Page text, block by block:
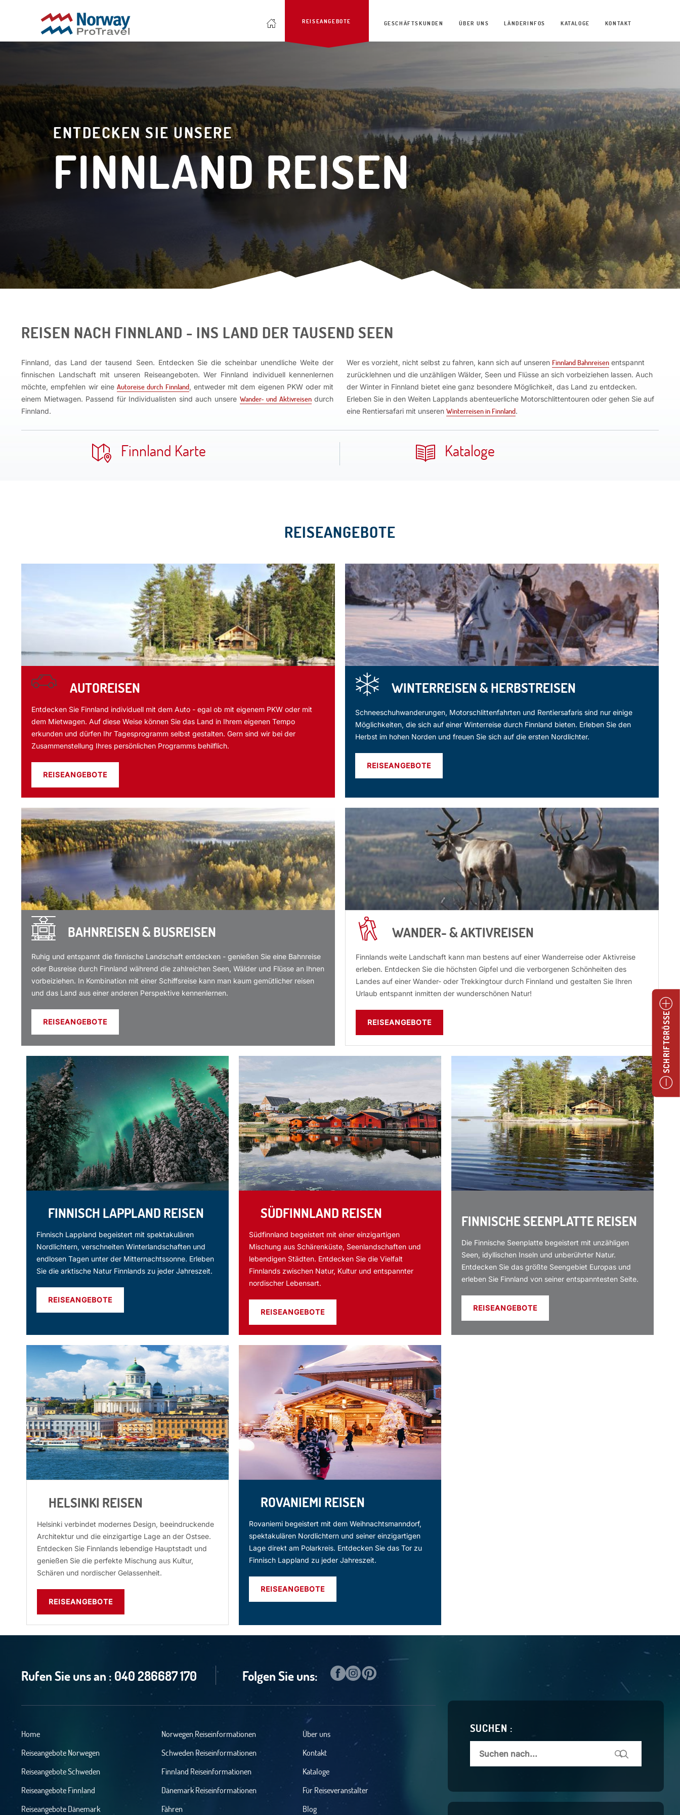
REISEANGEBOTE GESCHÄFTSKUNDEN ÜBER UNS LÄNDERINFOS KATALOGE KONTAKT
ENTDECKEN SIE UNSERE
FINNLAND REISEN
REISEN NACH FINNLAND - INS LAND DER TAUSEND SEEN
Finnland, das Land der tausend Seen. Entdecken Sie die scheinbar unendliche Weite der
finnischen Landschaft mit unseren Reiseangeboten. Wer Finnland individuell kennenlernen
möchte, empfehlen wir eineAutoreise durch Finnland, entweder mit dem eigenen PKW oder mit
einem Mietwagen. Passend für Individualisten sind auch unsere Wander- und Aktivreisendurch
Finnland.
Wer es vorzieht, nicht selbst zu fahren, kann sich auf unseren Finnland Bahnreisenentspannt
zurücklehnen und die unzähligen Wälder, Seen und Flüsse an sich vorbeiziehen lassen. Auch
der Winter in Finnland bietet eine ganz besondere Möglichkeit, das Land zu entdecken.
Erleben Sie in den Weiten Lapplands abenteuerliche Motorschlittentouren oder gehen Sie auf
eine Rentiersafari mit unseren Winterreisen in Finnland.
Finnland Karte Kataloge
REISEANGEBOTE
AUTOREISEN
Entdecken Sie Finnland individuell mit dem Auto - egal ob mit eigenem PKW oder mit
dem Mietwagen. Auf diese Weise können Sie das Land in Ihrem eigenen Tempo
erkunden und dürfen Ihr Tagesprogramm selbst gestalten. Gern sind wir bei der
Zusammenstellung Ihres persönlichen Programms behilflich.
REISEANGEBOTE
WINTERREISEN & HERBSTREISEN
Schneeschuhwanderungen, Motorschlittenfahrten und Rentiersafaris sind nur einige
Möglichkeiten, die sich auf einer Winterreise durch Finnland bieten. Erleben Sie den
Herbst im hohen Norden und freuen Sie sich auf die ersten Nordlichter.
REISEANGEBOTE
BAHNREISEN & BUSREISEN
Ruhig und entspannt die finnische Landschaft entdecken - genießen Sie eine Bahnreise
oder Busreise durch Finnland während die zahlreichen Seen, Wälder und Flüsse an Ihnen
vorbeiziehen. In Kombination mit einer Schiffsreise kann man kaum gemütlicher reisen
und das Land aus einer anderen Perspektive kennenlernen.
REISEANGEBOTE
WANDER- & AKTIVREISEN
Finnlands weite Landschaft kann man bestens auf einer Wanderreise oder Aktivreise
erleben. Entdecken Sie die höchsten Gipfel und die verborgenen Schönheiten des
Landes auf einer Wander- oder Trekkingtour durch Finnland und gestalten Sie Ihren
Urlaub entspannt inmitten der wunderschönen Natur!
REISEANGEBOTE
FINNISCH LAPPLAND REISEN
Finnisch Lappland begeistert mit spektakulären
Nordlichtern, verschneiten Winterlandschaften und
endlosen Tagen unter der Mitternachtssonne. Erleben
Sie die arktische Natur Finnlands zu jeder Jahreszeit.
REISEANGEBOTE
SÜDFINNLAND REISEN
Südfinnland begeistert mit einer einzigartigen
Mischung aus Schärenküste, Seenlandschaften und
lebendigen Städten. Entdecken Sie die Vielfalt
Finnlands zwischen Natur, Kultur und entspannter
nordischer Lebensart.
REISEANGEBOTE
FINNISCHE SEENPLATTE REISEN
Die Finnische Seenplatte begeistert mit unzähligen
Seen, idyllischen Inseln und unberührter Natur.
Entdecken Sie das größte Seengebiet Europas und
erleben Sie Finnland von seiner entspanntesten Seite.
REISEANGEBOTE
HELSINKI REISEN
Helsinki verbindet modernes Design, beeindruckende
Architektur und die einzigartige Lage an der Ostsee.
Entdecken Sie Finnlands lebendige Hauptstadt und
genießen Sie die perfekte Mischung aus Kultur,
Schären und nordischer Gelassenheit.
REISEANGEBOTE
ROVANIEMI REISEN
Rovaniemi begeistert mit dem Weihnachtsmanndorf,
spektakulären Nordlichtern und seiner einzigartigen
Lage direkt am Polarkreis. Entdecken Sie das Tor zu
Finnisch Lappland zu jeder Jahreszeit.
REISEANGEBOTE
Rufen Sie uns an : 040 286687 170 Folgen Sie uns:
Home
Reiseangebote Norwegen
Reiseangebote Schweden
Reiseangebote Finnland
Reiseangebote Dänemark
Norwegen Reiseinformationen
Schweden Reiseinformationen
Finnland Reiseinformationen
Dänemark Reiseinformationen
Fähren
Über uns
Kontakt
Kataloge
Für Reiseveranstalter
Blog
SUCHEN :
SCHRIFTGRÖSSE